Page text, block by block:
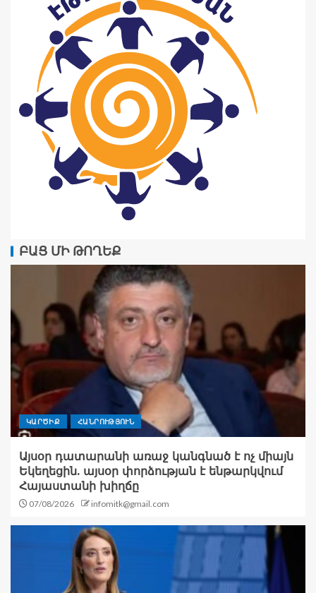
ԲԱՑ ՄԻ ԹՈՂԵՔ
ԿԱՐԾԻՔ ՀԱՆՐՈՒԹՅՈՒՆ
Այսօր դատարանի առաջ կանգնած է ոչ միայն
Եկեղեցին. այսօր փորձության է ենթարկվում
Հայաստանի խիղճը
07/08/2026 infomitk@gmail.com